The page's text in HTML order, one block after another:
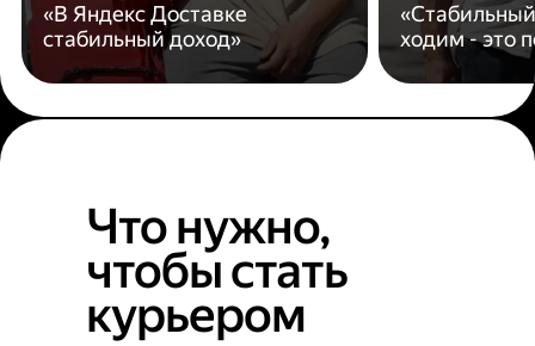
«В Яндекс Доставке
стабильный доход»
ходим - это
Что нужно,
чтобы стать
курьером